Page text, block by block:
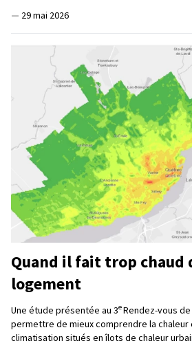
— 29 mai 2026
Quand il fait trop chaud
logement
Une étude présentée au 3eRendez-vous
permettre de mieux comprendre la chaleur
climatisation situés en îlots de chaleur